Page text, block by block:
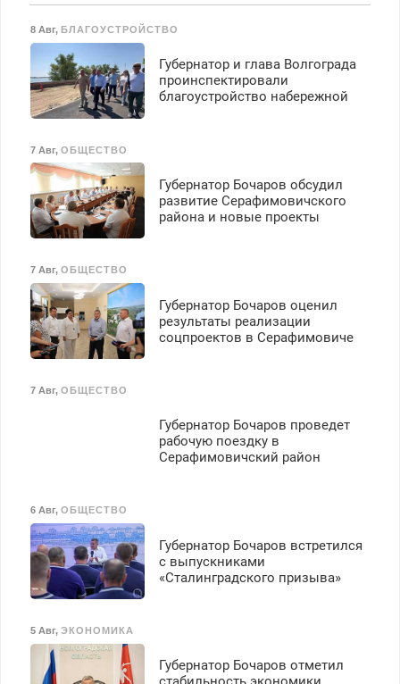
8 Авг, БЛАГОУСТРОЙСТВО
Губернатор и глава Волгограда
проинспектировали
благоустройство набережной
7 Авг, ОБЩЕСТВО
Губернатор Бочаров обсудил
развитие Серафимовичского
района и новые проекты
7 Авг, ОБЩЕСТВО
Губернатор Бочаров оценил
результаты реализации
соцпроектов в Серафимовиче
7 Авг, ОБЩЕСТВО
Губернатор Бочаров проведет
рабочую поездку в
Серафимовичский район
6 Авг, ОБЩЕСТВО
Губернатор Бочаров встретился
с выпускниками
«Сталинградского призыва»
5 Авг, ЭКОНОМИКА
Губернатор Бочаров отметил